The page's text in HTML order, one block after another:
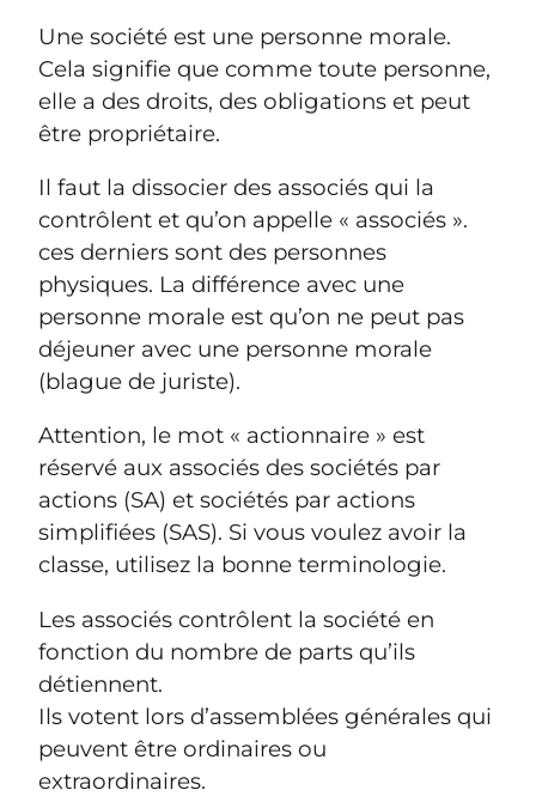
Une société est une personne morale.
Cela signifie que comme toute personne,
elle a des droits, des obligations et peut
être propriétaire.
Il faut la dissocier des associés qui la
contrôlent et qu’on appelle « associés ».
ces derniers sont des personnes
physiques. La différence avec une
personne morale est qu’on ne peut pas
déjeuner avec une personne morale
(blague de juriste).
Attention, le mot « actionnaire » est
réservé aux associés des sociétés par
actions (SA) et sociétés par actions
simplifiées (SAS). Si vous voulez avoir la
classe, utilisez la bonne terminologie.
Les associés contrôlent la société en
fonction du nombre de parts qu’ils
détiennent.
Ils votent lors d’assemblées générales qui
peuvent être ordinaires ou
extraordinaires.